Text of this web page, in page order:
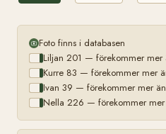
Foto finns i databasen
Liljan 201 — förekommer mer
Kurre 83 — förekommer mer
Ivan 39 — förekommer mer
Nella 226 — förekommer